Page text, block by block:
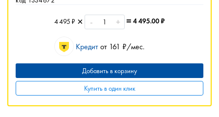
4 495 ₽ - + 4 495.00₽
Кредитот 161 ₽/мес.
Добавить в корзину
Купить в один клик